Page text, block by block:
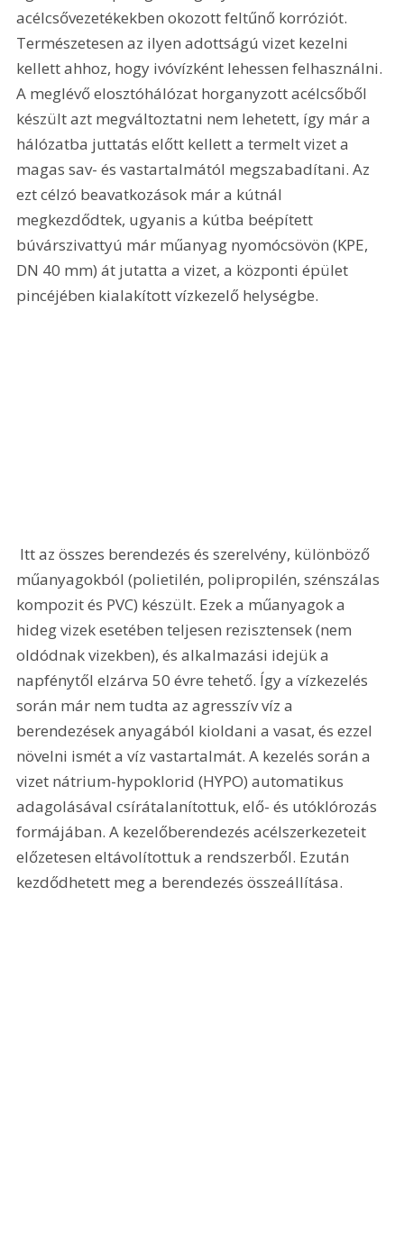
acélcsővezetékekben okozott feltűnő korróziót.
Természetesen az ilyen adottságú vizet kezelni
kellett ahhoz, hogy ivóvízként lehessen felhasználni.
A meglévő elosztóhálózat horganyzott acélcsőből
készült azt megváltoztatni nem lehetett, így már a
hálózatba juttatás előtt kellett a termelt vizet a
magas sav- és vastartalmától megszabadítani. Az
ezt célzó beavatkozások már a kútnál
megkezdődtek, ugyanis a kútba beépített
búvárszivattyú már műanyag nyomócsövön (KPE,
DN 40 mm) át jutatta a vizet, a központi épület
pincéjében kialakított vízkezelő helységbe.
műanyagokból (polietilén, polipropilén, szénszálas
kompozit és PVC) készült. Ezek a műanyagok a
hideg vizek esetében teljesen rezisztensek (nem
oldódnak vizekben), és alkalmazási idejük a
napfénytől elzárva 50 évre tehető. Így a vízkezelés
során már nem tudta az agresszív víz a
berendezések anyagából kioldani a vasat, és ezzel
növelni ismét a víz vastartalmát. A kezelés során a
vizet nátrium-hypoklorid (HYPO) automatikus
adagolásával csírátalanítottuk, elő- és utóklórozás
formájában. A kezelőberendezés acélszerkezeteit
előzetesen eltávolítottuk a rendszerből. Ezután
kezdődhetett meg a berendezés összeállítása.